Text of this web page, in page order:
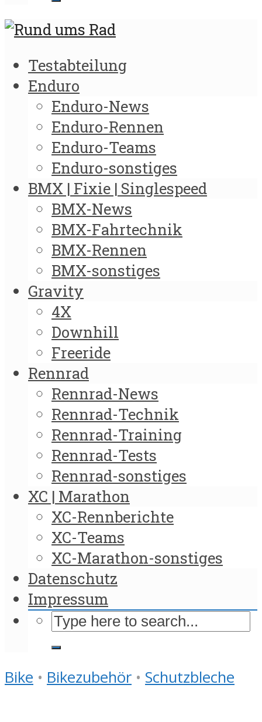
Testabteilung
Enduro
Enduro-News
Enduro-Rennen
Enduro-Teams
Enduro-sonstiges
BMX | Fixie | Singlespeed
BMX-News
BMX-Fahrtechnik
BMX-Rennen
BMX-sonstiges
Gravity
4X
Downhill
Freeride
Rennrad
Rennrad-News
Rennrad-Technik
Rennrad-Training
Rennrad-Tests
Rennrad-sonstiges
XC | Marathon
XC-Rennberichte
XC-Teams
XC-Marathon-sonstiges
Datenschutz
Impressum
Bike • Bikezubehör • Schutzbleche